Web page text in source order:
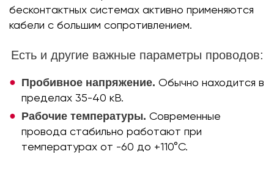
бесконтактных системах активно применяются
кабели с большим сопротивлением.
Есть и другие важные параметры проводов:
Пробивное напряжение. Обычно находится в
пределах 35-40 кВ.
Рабочие температуры. Современные
провода стабильно работают при
температурах от -60 до +110°C.